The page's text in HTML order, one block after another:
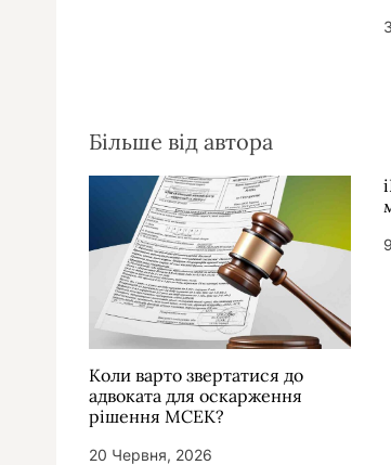
Більше від автора
Коли варто звертатися до
адвоката для оскарження
рішення МСЕК?
20 Червня, 2026